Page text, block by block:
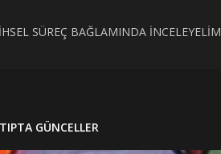
SÜREÇ BAĞLAMINDA İNCELEYELİM
TIPTA GÜNCELLER